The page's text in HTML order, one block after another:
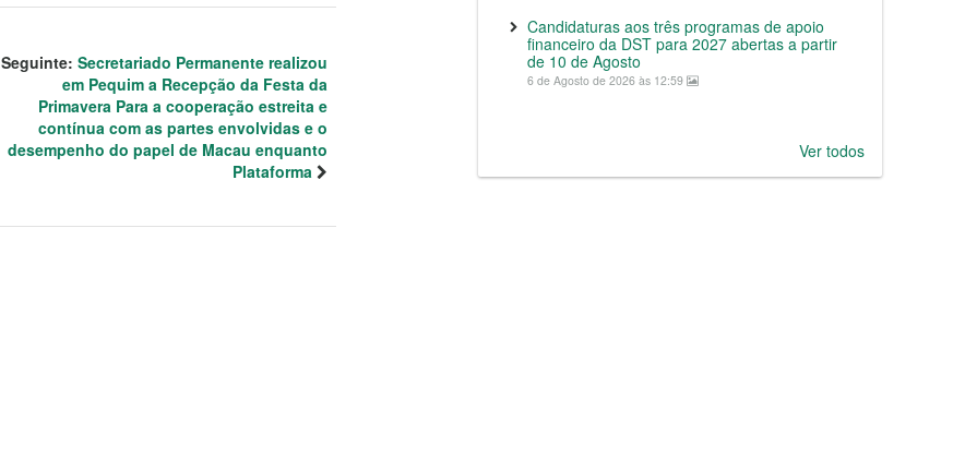
Seguinte: Secretariado Permanente realizou
em Pequim a Recepção da Festa da
Primavera Para a cooperação estreita e
contínua com as partes envolvidas e o
desempenho do papel de Macau enquanto
Plataforma
Candidaturas aos três programas de apoio
financeiro da DST para 2027 abertas a partir
de 10 de Agosto
6 de Agosto de 2026 às 12:59
Ver todos